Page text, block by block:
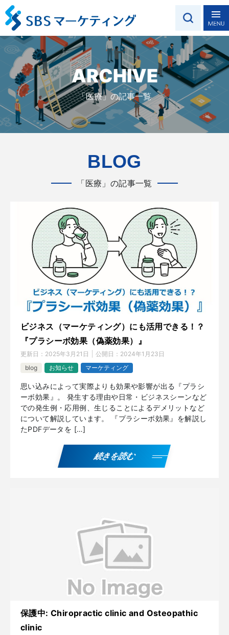
ARCHIVE
「医療」の記事一覧
BLOG
「医療」の記事一覧
ビジネス（マーケティング）にも活用できる！？
『プラシーボ効果（偽薬効果）』
更新日： 2025年3月21日 公開日： 2024年1月23日
blog
お知らせ マーケティング
思い込みによって実際よりも効果や影響が出る『プラシ
ーボ効果』。 発生する理由や日常・ビジネスシーンなど
での発生例・応用例、生じることによるデメリットなど
について解説しています。 『プラシーボ効果』を解説し
たPDFデータを […]
続きを読む
保護中: Chiropractic clinic and Osteopathic
clinic